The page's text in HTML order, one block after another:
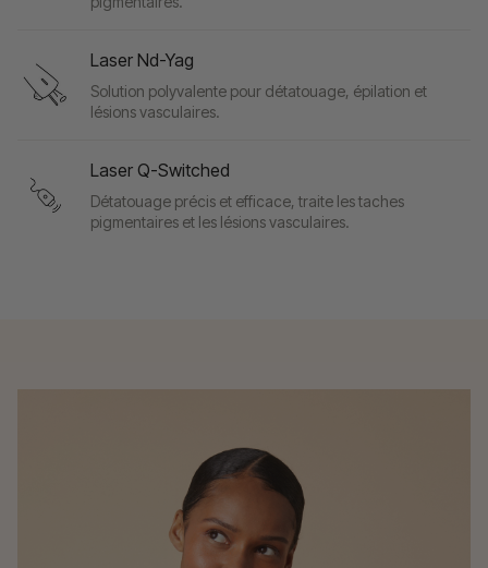
Laser Nd-Yag
Solution polyvalente pour détatouage, épilation et
lésions vasculaires.
Laser Q-Switched
Détatouage précis et efficace, traite les taches
pigmentaires et les lésions vasculaires.